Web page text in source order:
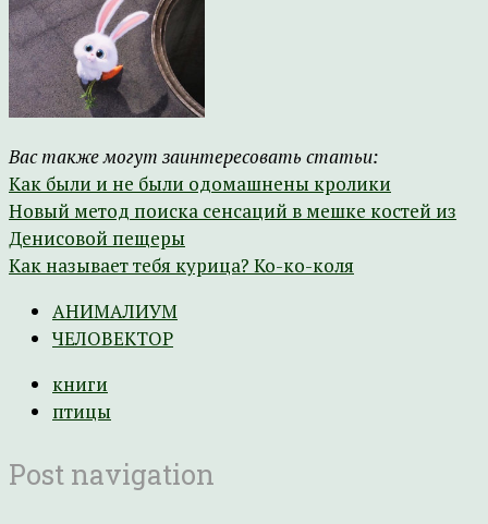
Вас также могут заинтересовать статьи:
Как были и не были одомашнены кролики
Новый метод поиска сенсаций в мешке костей из
Денисовой пещеры
Как называет тебя курица? Ко-ко-коля
АНИМАЛИУМ
ЧЕЛОВЕКТОР
книги
птицы
Post navigation